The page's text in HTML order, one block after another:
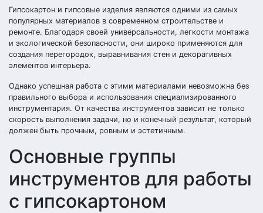
Гипсокартон и гипсовые изделия являются одними из самых
популярных материалов в современном строительстве и
ремонте. Благодаря своей универсальности, легкости монтажа
и экологической безопасности, они широко применяются для
создания перегородок, выравнивания стен и декоративных
элементов интерьера.
Однако успешная работа с этими материалами невозможна без
правильного выбора и использования специализированного
инструментария. От качества инструментов зависит не только
скорость выполнения задачи, но и конечный результат, который
должен быть прочным, ровным и эстетичным.
Основные группы
инструментов для работы
с гипсокартоном